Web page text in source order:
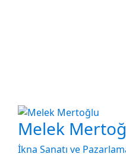
Melek
İkna Sanatı ve